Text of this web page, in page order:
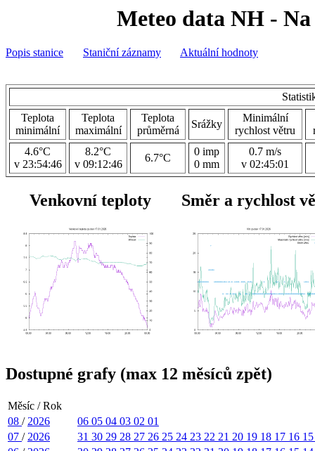
Meteo data NH - Na
Popis stanice Staniční záznamy Aktuální hodnoty
Teplota
minimální
Teplota
maximální
Teplota
průměrná
Srážky
Minimální
rychlost větru
4.6°C
v 23:54:46
8.2°C
v 09:12:46
6.7°C
0 imp
0 mm
0.7 m/s
v 02:45:01
Venkovní teploty Směr a rychlost
Dostupné grafy (max 12 měsíců zpět)
Měsíc / Rok
08 / 2026 06 05 04 03 02 01
07 / 2026 31 30 29 28 27 26 25 24 23 22 21 20 19 18 17 16